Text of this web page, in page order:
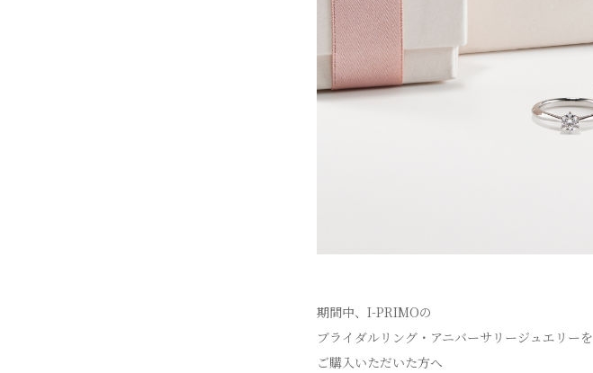
期間中、I-PRIMOの
ブライダルリング・アニバーサリージュエリーを
ご購入いただいた方へ